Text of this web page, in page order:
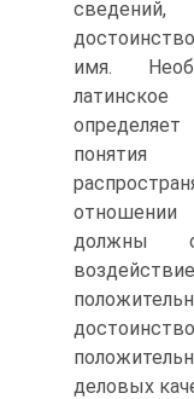
сведений,
имя.
понятия
должны
деловых